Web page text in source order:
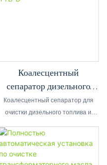
Коалесцентный
сепаратор дизельного
топлива и керосина серии
TYB-D
Коалесцентный сепаратор для
очистки дизельного топлива и
предназначен для дизельного
топлива, керосина и других масел
с высоким содержанием воды и не